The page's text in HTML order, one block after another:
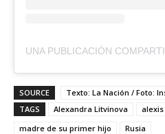
SOURCE
Texto: La Nación / Foto:
TAGS
Alexandra Litvinova
madre de su primer hijo
Rusia